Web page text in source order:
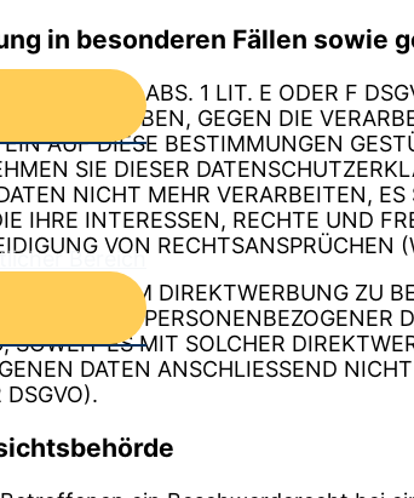
Bereich
in besonderen Fällen sowie
ART. 6 ABS. 1 LIT. E ODER F
ERGEBEN, GEGEN DIE
AUF DIESE BESTIMMUNGEN
SIE DIESER
NICHT MEHR VERARBEITEN,
IHRE INTERESSEN, RECHTE UND
VON RECHTSANSPRÜCHEN
UM DIREKTWERBUNG ZU
PERSONENBEZOGENER
SOWEIT ES MIT SOLCHER
DATEN ANSCHLIESSEND
DSGVO).